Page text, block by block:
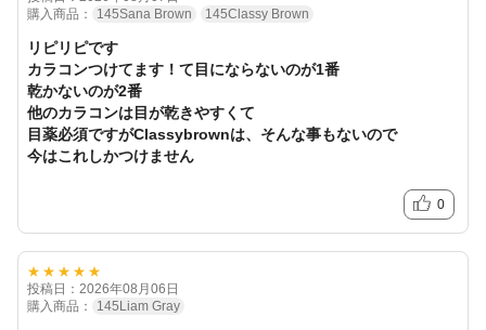
購入商品：
145Sana Brown 145Classy Brown
リピリピです
カラコンつけてます！て目にならないのが1番
乾かないのが2番
他のカラコンは目が乾きやすくて
目薬必須ですがClassybrownは、そんな事もないので
今はこれしかつけません
0
★★★★★
投稿日：2026年08月06日
購入商品：
145Liam Gray